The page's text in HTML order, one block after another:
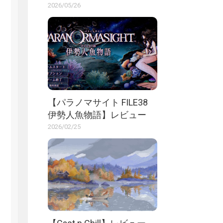
2026/05/26
【パラノマサイト FILE38
伊勢人魚物語】レビュー
2026/02/25